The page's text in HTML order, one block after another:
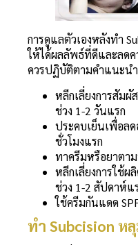
การดูแลตัวเองหลังทำ
ให้ได้ผลลัพธ์ที่ดีและลดค
ควรปฏิบัติตามคำแนะน
หลีกเลี่ยงการสัม
ช่วง 1-2 วันแรก
ประคบเย็นเพื่อล
ชั่วโมงแรก
ทาครีมหรือยาตา
หลีกเลี่ยงการใช้
ช่วง 1-2 สัปดาห์แ
ใช้ครีมกันแดด
ทำ Subcision ห